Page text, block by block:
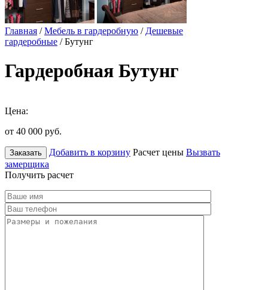
Главная /Мебель в гардеробную / Дешевые
гардеробные / Бутунг
Гардеробная Бутунг
Цена:
от 40 000 руб.
Заказать Добавить в корзину Расчет цены Вызвать
замерщика
Получить расчет